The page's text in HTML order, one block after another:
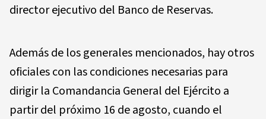
director ejecutivo del Banco de Reservas.
Además de los generales mencionados, hay otros
oficiales con las condiciones necesarias para
dirigir la Comandancia General del Ejército a
partir del próximo 16 de agosto, cuando el